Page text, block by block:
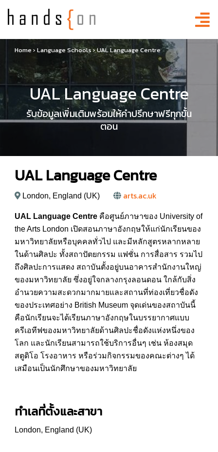
Home› Language Schools›UAL Language Centre
UAL Language Centre
รับข้อมูลเพิ่มเติมพร้อมให้คำปรึกษาฟรีทุกขั้น
ตอน
UAL Language Centre
London, England (UK) arts.ac.uk
UAL Language Centre คือศูนย์ภาษาของ University of
the Arts London เปิดสอนภาษาอังกฤษให้แก่นักเรียนของ
มหาวิทยาลัยหรือบุคคลทั่วไป และมีหลักสูตรหลากหลาย
ในด้านศิลปะ ทั้งสถาปัตยกรรม แฟชั่น การสื่อสาร รวมไป
ถึงศิลปะการแสดง สถาบันตั้งอยู่บนอาคารสำนักงานใหญ่
ของมหาวิทยาลัย ซึ่งอยู่ใจกลางกรุงลอนดอน ใกล้กับสิ่ง
อำนวยความสะดวกมากมายและสถานที่ท่องเที่ยวชื่อดัง
ของประเทศอย่าง British Museum จุดเด่นของสถาบันนี้
คือนักเรียนจะได้เรียนภาษาอังกฤษในบรรยากาศแบบ
ครีเอทีฟของมหาวิทยาลัยด้านศิลปะชื่อดังแห่งหนึ่งของ
โลก และนักเรียนสามารถใช้บริการอื่นๆ เช่น ห้องสมุด
สตูดิโอ โรงอาหาร หรือร่วมกิจกรรมของคณะต่างๆ ได้
เสมือนเป็นนักศึกษาของมหาวิทยาลัย
ทำเลที่ตั้งและสาขา
London, England (UK)